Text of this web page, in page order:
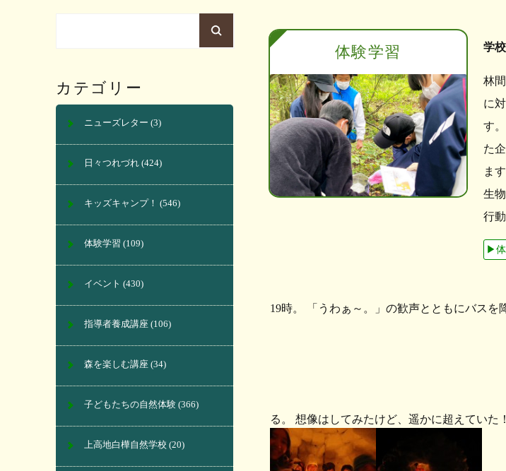
体験学習 学
林
に
す
た
ま
生
行
▶︎体
19時。 「うわぁ～。」の歓声とともにバス
る。 想像はしてみたけど、遥かに超えていた
カテゴリー
ニューズレター (3)
日々つれづれ (424)
キッズキャンプ！ (546)
体験学習 (109)
イベント (430)
指導者養成講座 (106)
森を楽しむ講座 (34)
子どもたちの自然体験 (366)
上高地白樺自然学校 (20)